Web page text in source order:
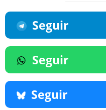
Seguir
Seguir
Seguir